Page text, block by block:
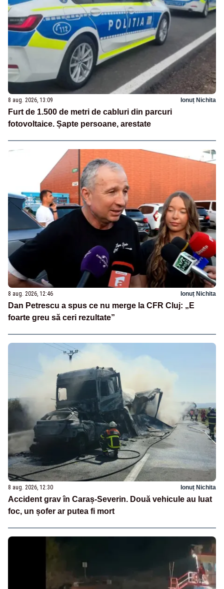
8 aug. 2026, 13:09 Ionuț Nichita
Furt de 1.500 de metri de cabluri din parcuri
fotovoltaice. Șapte persoane, arestate
8 aug. 2026, 12:46 Ionuț Nichita
Dan Petrescu a spus ce nu merge la CFR Cluj: „E
foarte greu să ceri rezultate”
8 aug. 2026, 12:30 Ionuț Nichita
Accident grav în Caraș-Severin. Două vehicule au luat
foc, un șofer ar putea fi mort